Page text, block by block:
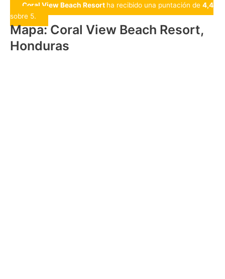
Coral View Beach Resort ha recibido una puntación de 4,4
sobre 5.
Mapa: Coral View Beach Resort,
Honduras